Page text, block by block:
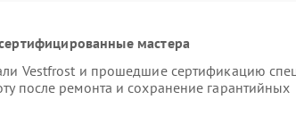
мастера
Vestfrost и прошедшие сертификацию
после ремонта и сохранение гарантийных